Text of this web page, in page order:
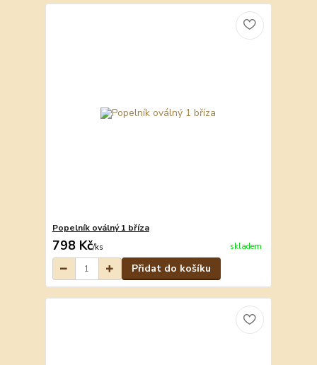
Popelník oválný 1 bříza
798 Kč/ks skladem
Přidat do košíku